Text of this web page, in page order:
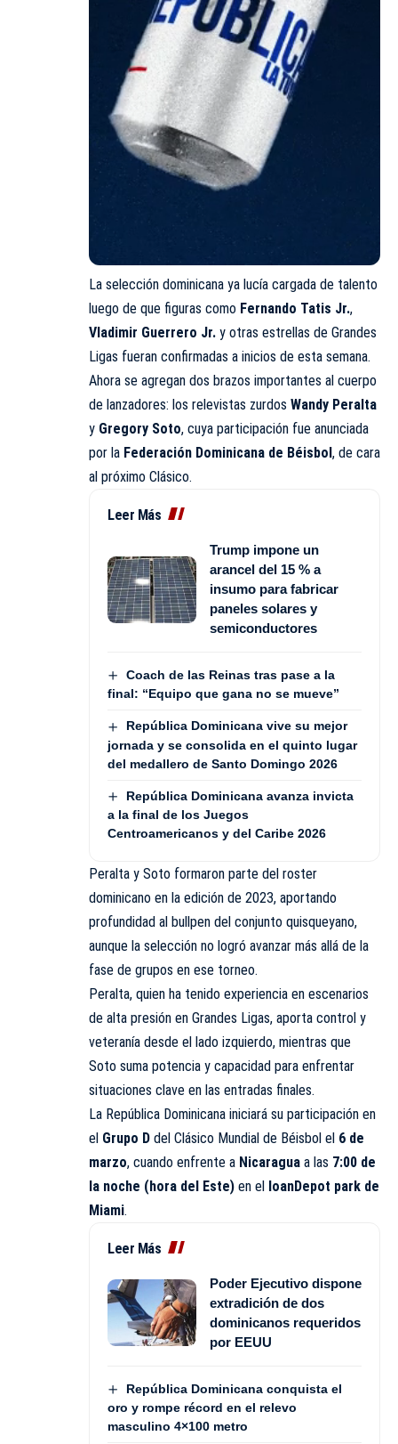
La selección dominicana ya lucía cargada de talento
luego de que figuras como Fernando Tatis Jr.,
Vladimir Guerrero Jr. y otras estrellas de Grandes
Ligas fueran confirmadas a inicios de esta semana.
Ahora se agregan dos brazos importantes al cuerpo
de lanzadores: los relevistas zurdos Wandy Peralta
y Gregory Soto, cuya participación fue anunciada
por la Federación Dominicana de Béisbol, de cara
al próximo Clásico.
Leer Más
Trump impone un
arancel del 15 % a
insumo para fabricar
paneles solares y
semiconductores
Coach de las Reinas tras pase a la
final: “Equipo que gana no se mueve”
República Dominicana vive su mejor
jornada y se consolida en el quinto lugar
del medallero de Santo Domingo 2026
República Dominicana avanza invicta
a la final de los Juegos
Centroamericanos y del Caribe 2026
Peralta y Soto formaron parte del roster
dominicano en la edición de 2023, aportando
profundidad al bullpen del conjunto quisqueyano,
aunque la selección no logró avanzar más allá de la
fase de grupos en ese torneo.
Peralta, quien ha tenido experiencia en escenarios
de alta presión en Grandes Ligas, aporta control y
veteranía desde el lado izquierdo, mientras que
Soto suma potencia y capacidad para enfrentar
situaciones clave en las entradas finales.
La República Dominicana iniciará su participación en
el Grupo D del Clásico Mundial de Béisbol el 6 de
marzo, cuando enfrente a Nicaragua a las 7:00 de
la noche (hora del Este) en el loanDepot park de
Miami.
Leer Más
Poder Ejecutivo dispone
extradición de dos
dominicanos requeridos
por EEUU
República Dominicana conquista el
oro y rompe récord en el relevo
masculino 4×100 metro